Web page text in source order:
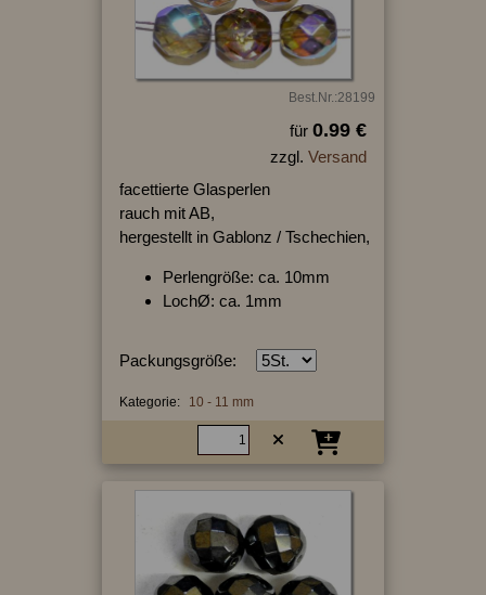
Best.Nr.:28199
für 0.99 €
zzgl. Versand
facettierte Glasperlen
rauch mit AB,
hergestellt in Gablonz / Tschechien,
Perlengröße: ca. 10mm
LochØ: ca. 1mm
Packungsgröße:
Kategorie: 10 - 11 mm